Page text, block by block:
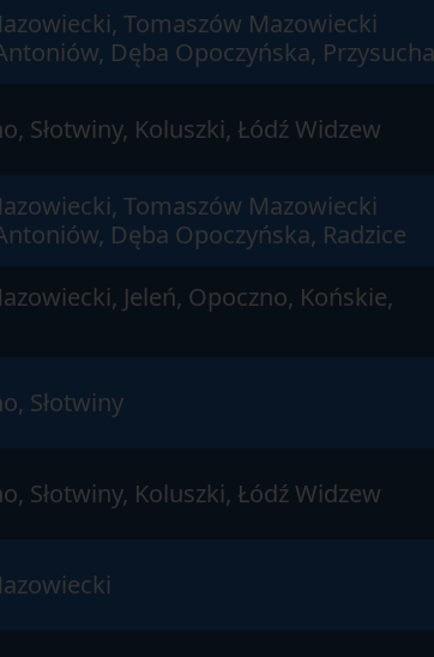
Tomaszów Mazowiecki
Dęba Opoczyńska, Przysucha
Słotwiny, Koluszki, Łódź Widzew
Tomaszów Mazowiecki
Dęba Opoczyńska, Radzice
Jeleń, Opoczno, Końskie,
Słotwiny
Słotwiny, Koluszki, Łódź Widzew